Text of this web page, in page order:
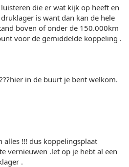
die er wat kijk op heeft en
is want dan kan de hele
boven of onder de 150.000km
voor de gemiddelde koppeling .
in de buurt je bent welkom.
alles !!! dus koppelingsplaat
vernieuwen .let op je hebt al een
.